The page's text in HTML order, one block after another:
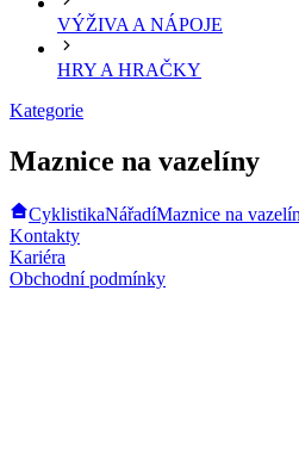
VÝŽIVA A NÁPOJE
HRY A HRAČKY
Kategorie
Maznice na vazelíny
CyklistikaNářadíMaznice na
Kontakty
Kariéra
Obchodní podmínky